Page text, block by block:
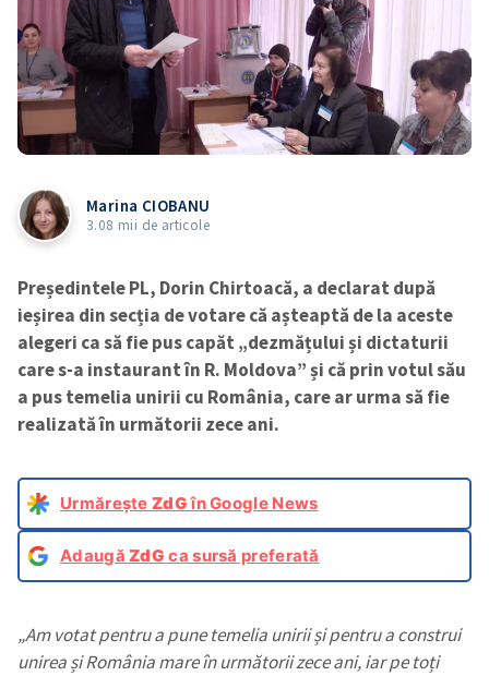
Marina CIOBANU
3.08 mii de articole
Președintele PL, Dorin Chirtoacă, a declarat după
ieșirea din secția de votare că așteaptă de la aceste
alegeri ca să fie pus capăt „dezmățului și dictaturii
care s-a instaurant în R. Moldova” și că prin votul său
a pus temelia unirii cu România, care ar urma să fie
realizată în următorii zece ani.
Urmărește ZdGîn Google News
AdaugăZdG ca sursă preferată
„Am votat pentru a pune temelia unirii și pentru a construi
unirea și România mare în următorii zece ani, iar pe toți